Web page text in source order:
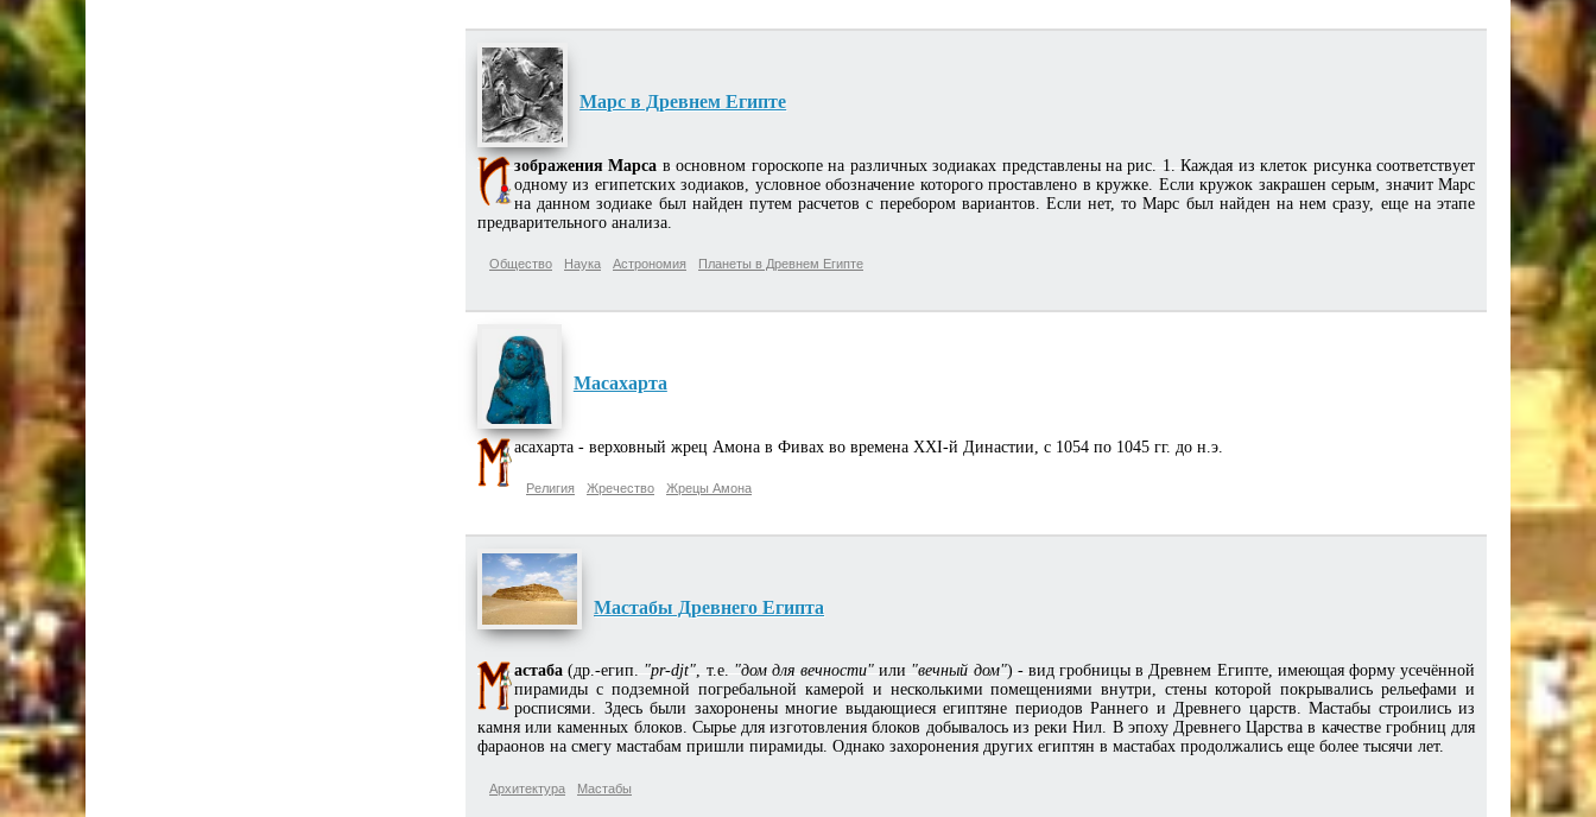
Марс в Древнем Египте
зображения Марса в основном гороскопе на различных зодиаках представлены на рис. 1. Каждая из клеток рисунка соответствует
одному из египетских зодиаков, условное обозначение которого проставлено в кружке. Если кружок закрашен серым, значит Марс
на данном зодиаке был найден путем расчетов с перебором вариантов. Если нет, то Марс был найден на нем сразу, еще на этапе
предварительного анализа.
Общество Наука Астрономия Планеты в Древнем Египте
Масахарта
асахарта - верховный жрец Амона в Фивах во времена XXI-й Династии, с 1054 по 1045 гг. до н.э.
Религия Жречество Жрецы Амона
Мастабы Древнего Египта
астаба (др.-егип. "pr-djt", т.е. "дом для вечности" или "вечный дом") - вид гробницы в Древнем Египте, имеющая форму усечённой
пирамиды с подземной погребальной камерой и несколькими помещениями внутри, стены которой покрывались рельефами и
росписями. Здесь были захоронены многие выдающиеся египтяне периодов Раннего и Древнего царств. Мастабы строились из
камня или каменных блоков. Сырье для изготовления блоков добывалось из реки Нил. В эпоху Древнего Царства в качестве гробниц для
фараонов на смегу мастабам пришли пирамиды. Однако захоронения других египтян в мастабах продолжались еще более тысячи лет.
Архитектура Мастабы